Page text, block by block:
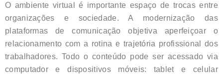
O ambiente virtual é importante espaço de trocas entre
organizações e sociedade. A modernização das
plataformas de comunicação objetiva aperfeiçoar o
relacionamento com a rotina e trajetória profissional dos
trabalhadores. Todo o conteúdo pode ser acessado via
computador e dispositivos móveis: tablet e celular